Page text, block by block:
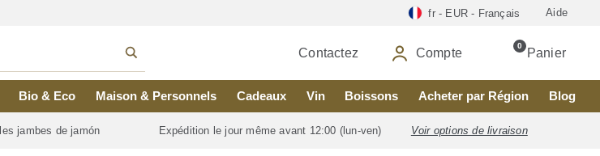
fr - EUR - Français Aide
Contactez Compte 0 Panier
Bio & Eco Maison & Personnels Cadeaux Vin Boissons Acheter par Région Blog
les jambes de jamón Expédition le jour même avant 12:00 (lun-ven) Voir options de livraison